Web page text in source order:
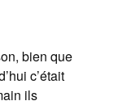
bien que
c’était
ils